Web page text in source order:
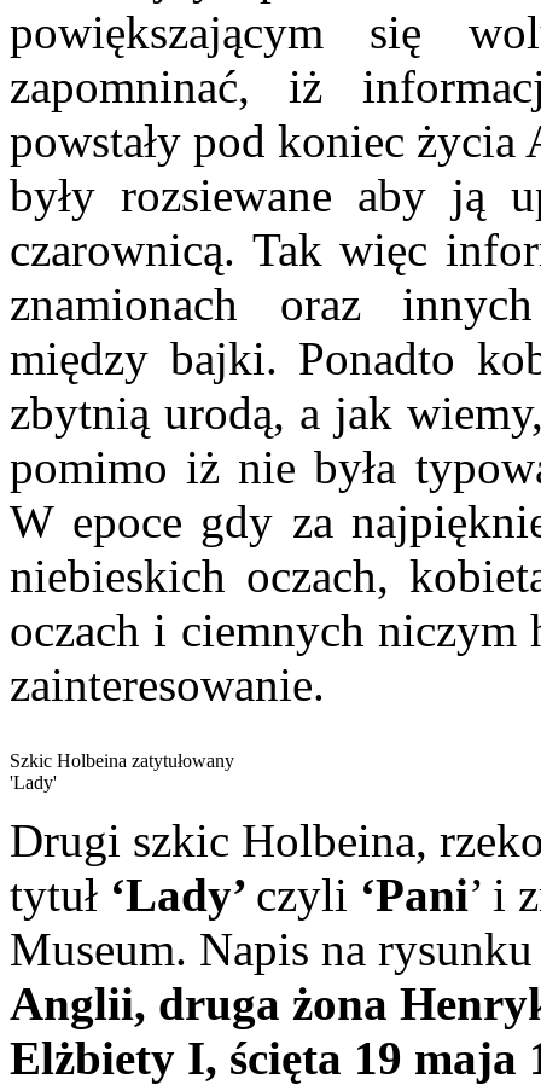
powiększającym się
zapomninać, iż
powstały pod koniec
były rozsiewane aby ją
czarownicą. Tak więc
znamionach oraz
między bajki. Ponadto
zbytnią urodą, a jak
pomimo iż nie była
W epoce gdy za
niebieskich oczach,
oczach i ciemnych niczym
zainteresowanie.
Szkic Holbeina zatytułowany
'Lady'
Drugi szkic Holbeina,
tytuł ‘Lady’ czyli ‘Pani’ i
Museum. Napis na rysunku
Anglii, druga żona
Elżbiety I, ścięta 19 maja